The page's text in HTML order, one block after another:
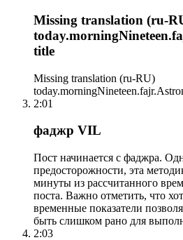
Missing translation (ru-
title
Missing translation (ru-RU)
2:01
фаджр VIL
Пост начинается с фаджра.
предосторожности, эта
минуты из рассчитанного
поста. Важно отметить, что
временные показатели
быть слишком рано для
2:03